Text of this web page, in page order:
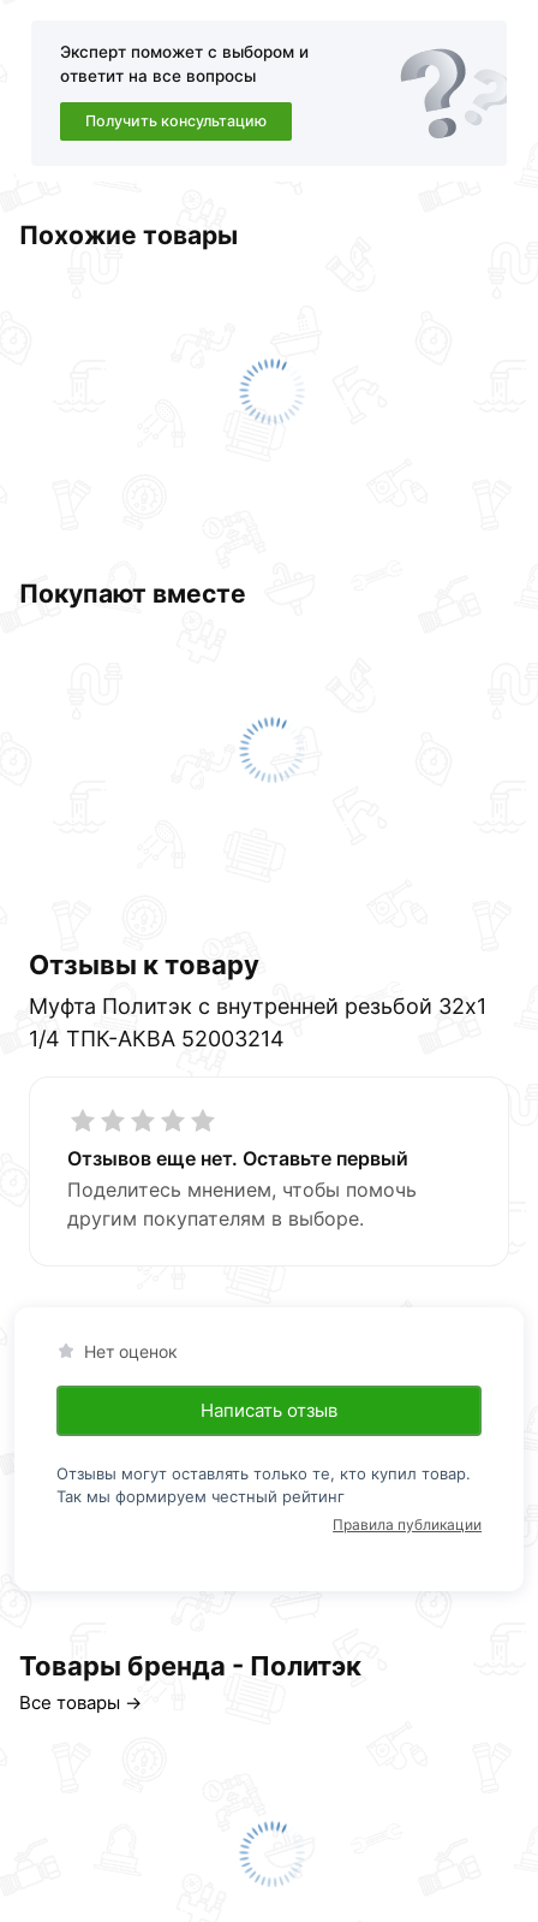
доставки или самовывоза.Перед оформлением
онлайн заказа рекомендуем ознакомиться с
описанием, характеристиками и отзывами.
купленного товарa в течение 30 дней (наличие чека
обязательно).
Эксперт поможет с выбором и
ответит на все вопросы
Получить консультацию
Похожие товары
Покупают вместе
Отзывы к товару
Муфта Политэк с внутренней резьбой 32х1
1/4 ТПК-АКВА 52003214
Отзывов еще нет. Оставьте первый
Поделитесь мнением, чтобы помочь
другим покупателям в выборе.
Нет оценок
Написать отзыв
Отзывы могут оставлять только те, кто купил товар.
Так мы формируем честный рейтинг
Правила публикации
Товары бренда - Политэк
Все товары →